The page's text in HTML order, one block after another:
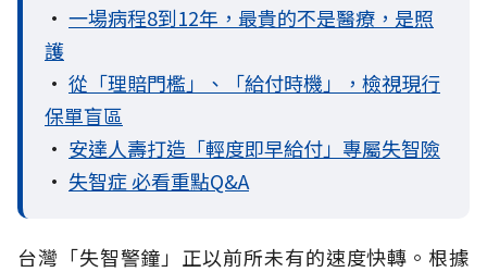
• 一場病程8到12年，最貴的不是醫療，是照
護
• 從「理賠門檻」、「給付時機」，檢視現行
保單盲區
• 安達人壽打造「輕度即早給付」專屬失智險
• 失智症 必看重點Q&A
台灣「失智警鐘」正以前所未有的速度快轉。根據